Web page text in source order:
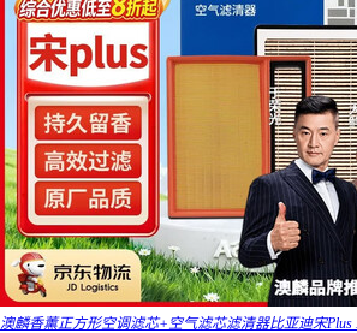
澳麟香薰正方形空调滤芯+空气滤芯滤清器比亚迪宋Plus